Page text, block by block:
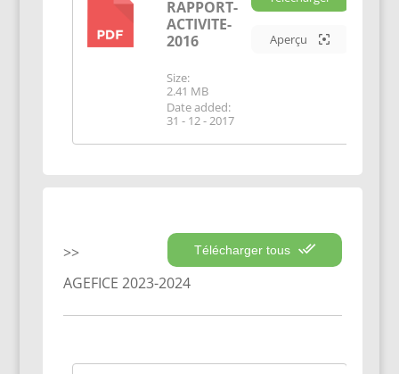
RAPPORT-
ACTIVITE-
2016
Size:
2.41 MB
Date added:
31 - 12 - 2017
Aperçu
Télécharger tous
AGEFICE 2023-2024